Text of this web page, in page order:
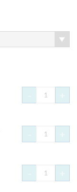
- +
- +
- +